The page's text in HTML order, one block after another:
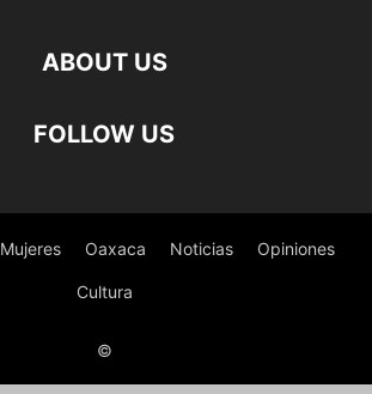
ABOUT US
FOLLOW US
Mujeres Oaxaca Noticias Opiniones
Cultura
©